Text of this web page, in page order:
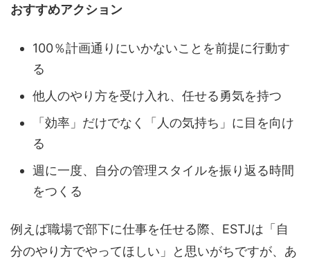
おすすめアクション
100％計画通りにいかないことを前提に行動す
る
他人のやり方を受け入れ、任せる勇気を持つ
「効率」だけでなく「人の気持ち」に目を向け
る
週に一度、自分の管理スタイルを振り返る時間
をつくる
例えば職場で部下に仕事を任せる際、ESTJは「自
分のやり方でやってほしい」と思いがちですが、あ